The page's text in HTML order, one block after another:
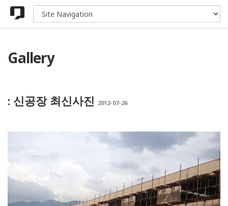
Gallery
: 신공장 최신사진 2012-07-26